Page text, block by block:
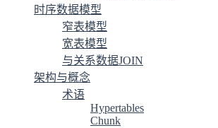
时序数据模型
窄表模型
宽表模型
与关系数据JOIN
架构与概念
术语
Hypertables
Chunk